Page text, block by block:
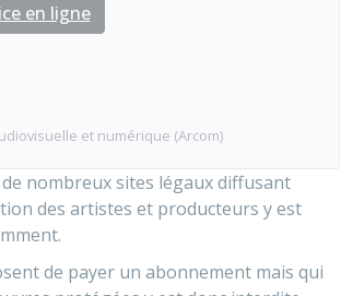
en ligne
et numérique (Arcom)
nombreux sites légaux diffusant
des artistes et producteurs y est
de payer un abonnement mais qui